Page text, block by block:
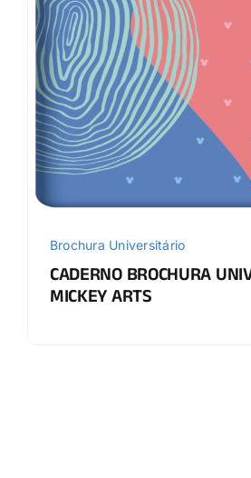
Brochura Universitário
CADERNO BROCHURA
MICKEY ARTS